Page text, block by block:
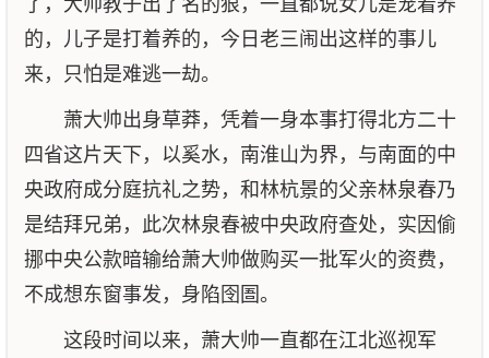
的，儿子是打着养的，今日老三闹出这样的事儿
来，只怕是难逃一劫。
萧大帅出身草莽，凭着一身本事打得北方二十
四省这片天下，以奚水，南淮山为界，与南面的中
央政府成分庭抗礼之势，和林杭景的父亲林泉春乃
是结拜兄弟，此次林泉春被中央政府查处，实因偷
挪中央公款暗输给萧大帅做购买一批军火的资费，
不成想东窗事发，身陷囹圄。
这段时间以来，萧大帅一直都在江北巡视军